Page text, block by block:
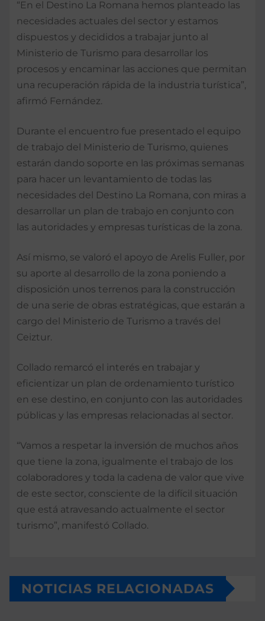
“En el Destino La Romana hemos planteado las
necesidades actuales del sector y estamos
dispuestos y decididos a trabajar junto al
Ministerio de Turismo para desarrollar los
procesos y encaminar las acciones que permitan
una recuperación rápida de la industria turística”,
afirmó Fernández.
Durante el encuentro fue presentado el equipo
de trabajo del Ministerio de Turismo, quienes
estarán dando soporte en las próximas semanas
para hacer un levantamiento de todas las
necesidades del Destino La Romana, con miras a
desarrollar un plan de trabajo en conjunto con
las autoridades y empresas turísticas de la zona.
Así mismo, se valoró el apoyo de Arelis Fuller, por
su aporte al desarrollo de la zona poniendo a
disposición unos terrenos para la construcción
de una serie de obras estratégicas, que estarán a
cargo del Ministerio de Turismo a través del
Ceiztur.
Collado remarcó el interés en trabajar y
eficientizar un plan de ordenamiento turístico
en ese destino, en conjunto con las autoridades
públicas y las empresas relacionadas al sector.
“Vamos a respetar la inversión de muchos años
que tiene la zona, igualmente el trabajo de los
colaboradores y toda la cadena de valor que vive
de este sector, consciente de la difícil situación
que está atravesando actualmente el sector
turismo”, manifestó Collado.
NOTICIAS RELACIONADAS